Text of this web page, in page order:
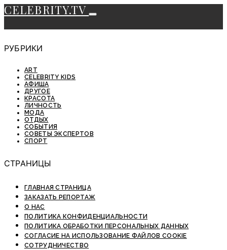
CELEBRITY.TV
РУБРИКИ
ART
CELEBRITY KIDS
АФИША
ДРУГОЕ
КРАСОТА
ЛИЧНОСТЬ
МОДА
ОТДЫХ
СОБЫТИЯ
СОВЕТЫ ЭКСПЕРТОВ
СПОРТ
СТРАНИЦЫ
ГЛАВНАЯ СТРАНИЦА
ЗАКАЗАТЬ РЕПОРТАЖ
О НАС
ПОЛИТИКА КОНФИДЕНЦИАЛЬНОСТИ
ПОЛИТИКА ОБРАБОТКИ ПЕРСОНАЛЬНЫХ ДАННЫХ
СОГЛАСИЕ НА ИСПОЛЬЗОВАНИЕ ФАЙЛОВ COOKIE
СОТРУДНИЧЕСТВО